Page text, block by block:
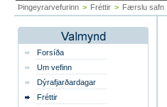
Þingeyrarvefurinn > Fréttir > Færslu safn
Forsíða
Um vefinn
Dýrafjarðardagar
Fréttir